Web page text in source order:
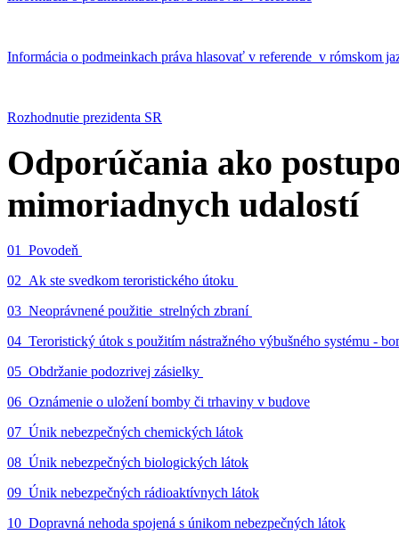
Informácia o podmeinkach práva hlasovať v referende v rómskom
Rozhodnutie prezidenta SR
Odporúčania ako
mimoriadnych udalostí
01_Povodeň
02_Ak ste svedkom teroristického útoku
03_Neoprávnené použitie strelných zbraní
04_Teroristický útok s použitím nástražného výbušného systému -
05_Obdržanie podozrivej zásielky
06_Oznámenie o uložení bomby či trhaviny v budove
07_Únik nebezpečných chemických látok
08_Únik nebezpečných biologických látok
09_Únik nebezpečných rádioaktívnych látok
10_Dopravná nehoda spojená s únikom nebezpečných látok